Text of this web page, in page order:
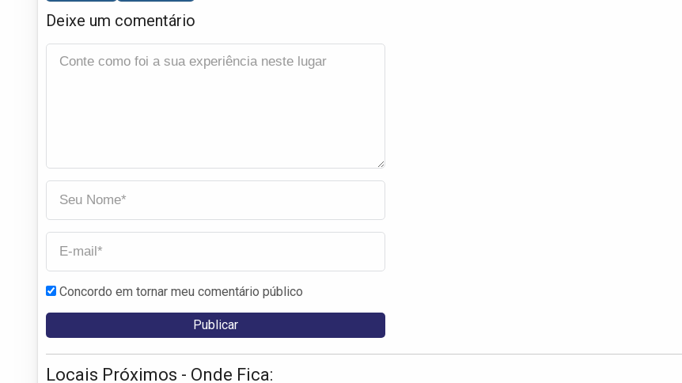
Deixe um comentário
Concordo em tornar meu comentário público
Locais Próximos - Onde Fica: